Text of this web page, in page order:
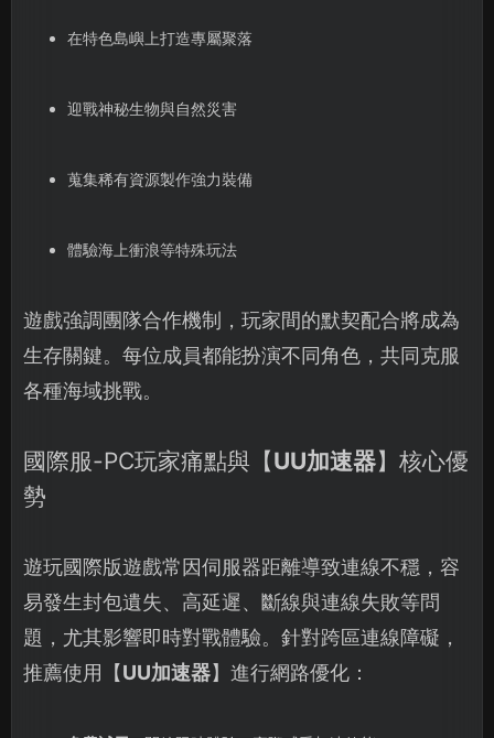
在特色島嶼上打造專屬聚落
迎戰神秘生物與自然災害
蒐集稀有資源製作強力裝備
體驗海上衝浪等特殊玩法
遊戲強調團隊合作機制，玩家間的默契配合將成為
生存關鍵。每位成員都能扮演不同角色，共同克服
各種海域挑戰。
國際服-PC玩家痛點與【UU加速器】核心優
勢
遊玩國際版遊戲常因伺服器距離導致連線不穩，容
易發生封包遺失、高延遲、斷線與連線失敗等問
題，尤其影響即時對戰體驗。針對跨區連線障礙，
推薦使用【UU加速器】進行網路優化：